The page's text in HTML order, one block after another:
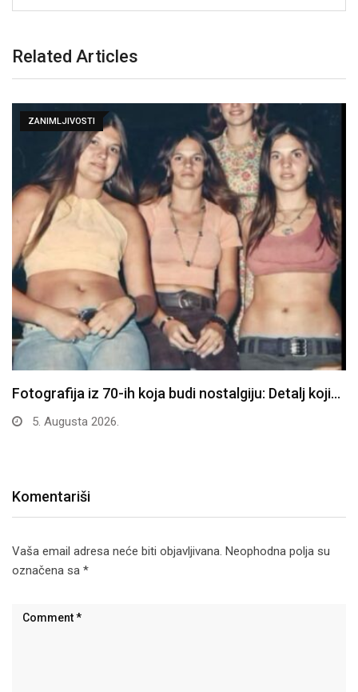
Related Articles
ZANIMLJIVOSTI
Fotografija iz 70-ih koja budi nostalgiju: Detalj koji…
5. Augusta 2026.
Komentariši
Vaša email adresa neće biti objavljivana. Neophodna polja su
označena sa *